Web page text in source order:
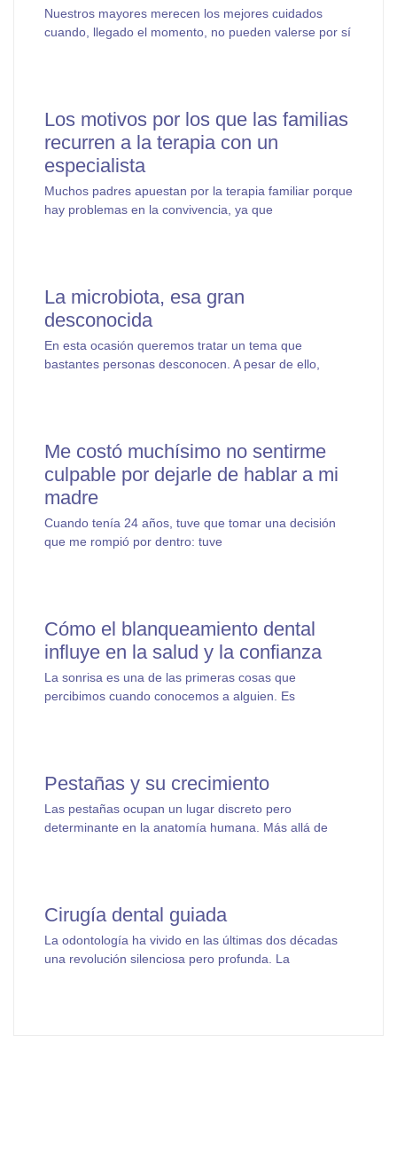
Nuestros mayores merecen los mejores cuidados
cuando, llegado el momento, no pueden valerse por sí
Los motivos por los que las familias
recurren a la terapia con un
especialista
Muchos padres apuestan por la terapia familiar porque
hay problemas en la convivencia, ya que
La microbiota, esa gran
desconocida
En esta ocasión queremos tratar un tema que
bastantes personas desconocen. A pesar de ello,
Me costó muchísimo no sentirme
culpable por dejarle de hablar a mi
madre
Cuando tenía 24 años, tuve que tomar una decisión
que me rompió por dentro: tuve
Cómo el blanqueamiento dental
influye en la salud y la confianza
La sonrisa es una de las primeras cosas que
percibimos cuando conocemos a alguien. Es
Pestañas y su crecimiento
Las pestañas ocupan un lugar discreto pero
determinante en la anatomía humana. Más allá de
Cirugía dental guiada
La odontología ha vivido en las últimas dos décadas
una revolución silenciosa pero profunda. La